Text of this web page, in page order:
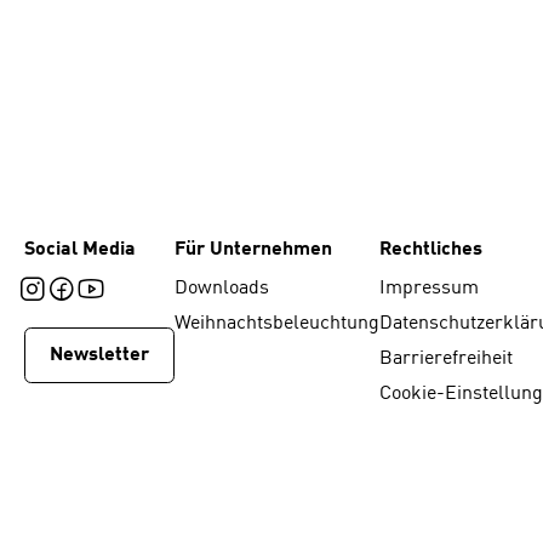
Social Media
Newsletter
Für Unternehmen
Downloads
Weihnachtsbeleuchtung
Rechtliches
Impressum
Barrierefreiheit
Cookie-